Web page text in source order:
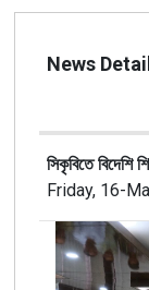
News
সিকৃবিতে বিদেশি
Friday, 16-